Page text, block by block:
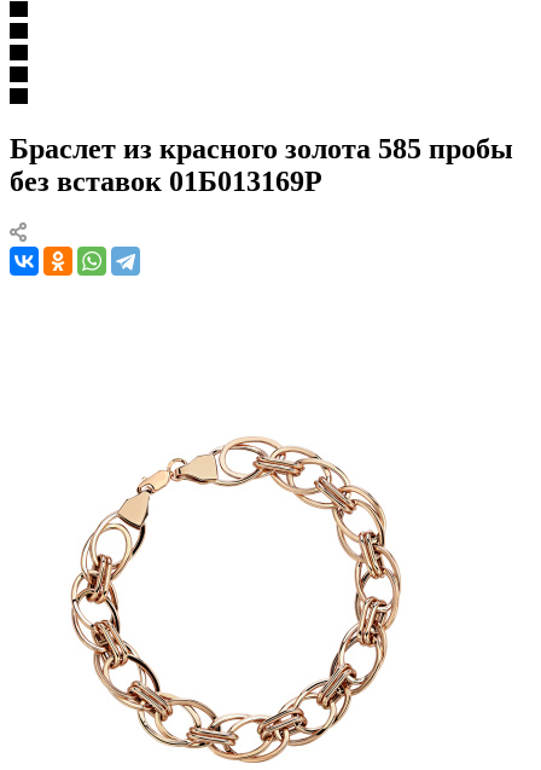
Браслет из красного золота 585 пробы
без вставок 01Б013169Р